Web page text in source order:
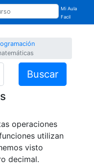
Mi Aula
Facil
Buscar
operaciones
utilizan
visto
decimal.